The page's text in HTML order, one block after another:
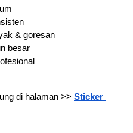
& goresan
besar
di halaman >> Sticker